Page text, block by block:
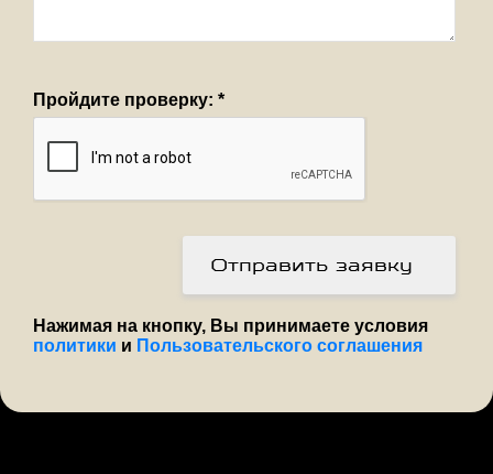
Пройдите проверку: *
Отправить заявку
Нажимая на кнопку, Вы принимаете условия
политики и Пользовательского соглашения